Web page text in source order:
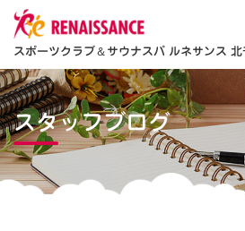
スポーツクラブ＆サウナスパ ルネサンス
スタッフブログ